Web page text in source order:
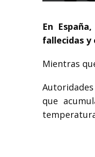
En
fallecidas y
Mientras
que